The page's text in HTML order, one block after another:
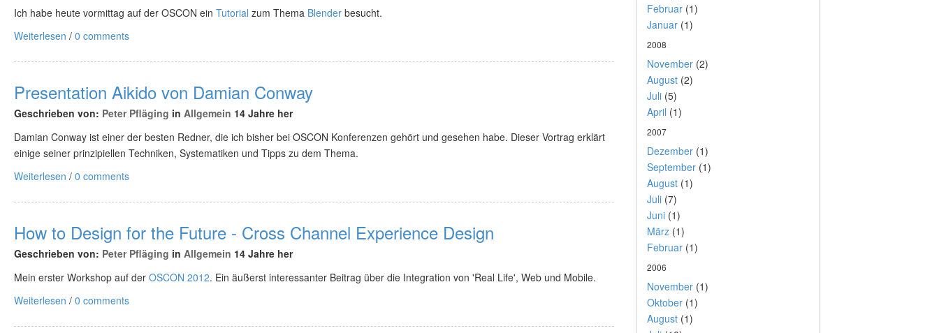
Ich habe heute vormittag auf der OSCON ein Tutorial zum Thema Blender besucht.
Weiterlesen / 0 comments
Presentation Aikido von Damian Conway
Geschrieben von: Peter Pfläging in Allgemein 14 Jahre her
Damian Conway ist einer der besten Redner, die ich bisher bei OSCON Konferenzen gehört und gesehen habe. Dieser Vortrag erklärt
einige seiner prinzipiellen Techniken, Systematiken und Tipps zu dem Thema.
Weiterlesen / 0 comments
How to Design for the Future - Cross Channel Experience Design
Geschrieben von: Peter Pfläging in Allgemein 14 Jahre her
Mein erster Workshop auf der OSCON 2012. Ein äußerst interessanter Beitrag über die Integration von 'Real Life', Web und Mobile.
Weiterlesen / 0 comments
Februar(1)
Januar(1)
2008
November(2)
August(2)
Juli(5)
April (1)
2007
Dezember(1)
September(1)
August(1)
Juli(7)
Juni(1)
März(1)
Februar(1)
2006
November(1)
Oktober(1)
August(1)